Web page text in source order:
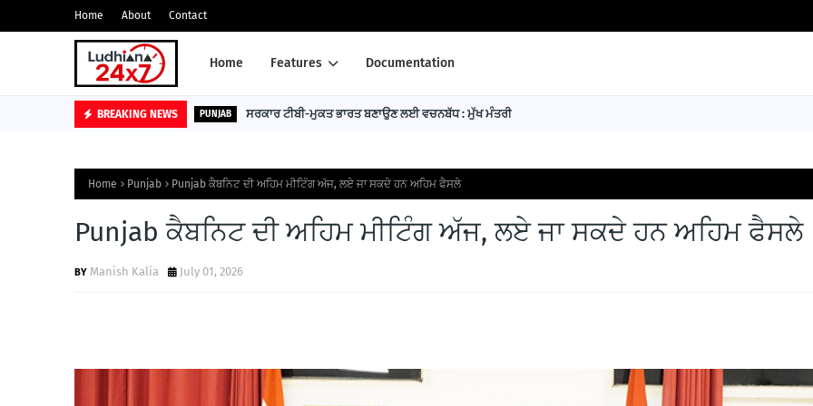
Home About Contact
Home Features Documentation
BREAKING NEWS PUNJAB ਸਰਕਾਰ ਟੀਬੀ-ਮੁਕਤ ਭਾਰਤ ਬਣਾਉਣ ਲਈ ਵਚਨਬੱਧ : ਮੁੱਖ ਮੰਤਰੀ
Home Punjab Punjab ਕੈਬਨਿਟ ਦੀ ਅਹਿਮ ਮੀਟਿੰਗ ਅੱਜ, ਲਏ ਜਾ ਸਕਦੇ ਹਨ ਅਹਿਮ ਫੈਸਲੇ
Punjab ਕੈਬਨਿਟ ਦੀ ਅਹਿਮ ਮੀਟਿੰਗ ਅੱਜ, ਲਏ ਜਾ ਸਕਦੇ ਹਨ ਅਹਿਮ ਫੈਸਲੇ
Manish Kalia July 01, 2026